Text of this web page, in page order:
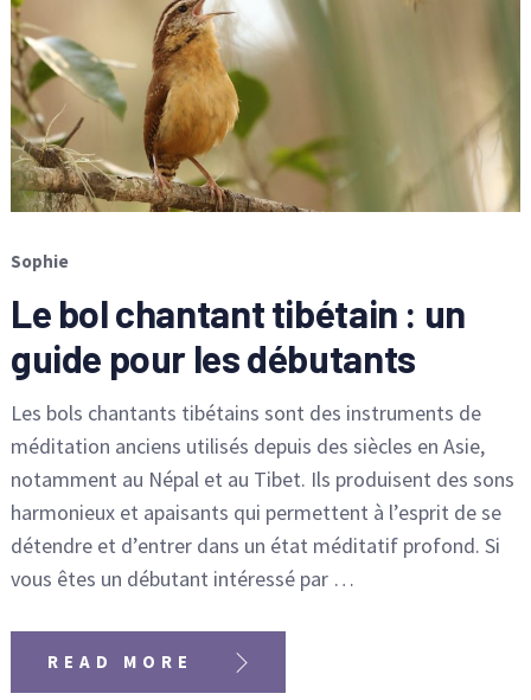
Sophie
Le bol chantant tibétain : un
guide pour les débutants
Les bols chantants tibétains sont des instruments de
méditation anciens utilisés depuis des siècles en Asie,
notamment au Népal et au Tibet. Ils produisent des sons
harmonieux et apaisants qui permettent à l’esprit de se
détendre et d’entrer dans un état méditatif profond. Si
vous êtes un débutant intéressé par …
READ MORE